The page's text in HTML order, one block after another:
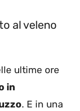
al veleno
ultime ore
in
. E in una